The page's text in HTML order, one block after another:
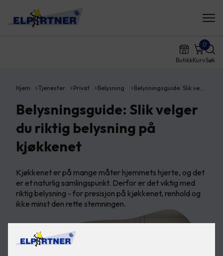
ButikkKurv
0
Søk
Hjem Tjenester Privat Belysning Belysningsguide: Slik ve…
Belysningsguide: Slik velger
du riktig belysning på
kjøkkenet
Kjøkkenet er på mange måter hjemmets hjerte, og det
er et naturlig samlingspunkt. Derfor er det viktig med
riktig belysning - for presisjon på kjøkkenet, renhold og
ikke minst den rette stemningen.